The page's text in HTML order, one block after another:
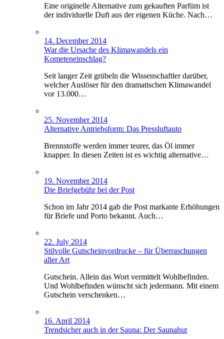
Eine originelle Alternative zum gekauften Parfüm ist
der individuelle Duft aus der eigenen Küche. Nach…
14. December 2014
War die Ursache des Klimawandels ein
Kometeneinschlag?
Seit langer Zeit grübeln die Wissenschaftler darüber,
welcher Auslöser für den dramatischen Klimawandel
vor 13.000…
25. November 2014
Alternative Antriebsform: Das Pressluftauto
Brennstoffe werden immer teurer, das Öl immer
knapper. In diesen Zeiten ist es wichtig alternative…
19. November 2014
Die Briefgebühr bei der Post
Schon im Jahr 2014 gab die Post markante Erhöhungen
für Briefe und Porto bekannt. Auch…
22. July 2014
Stilvolle Gutscheinvordrucke – für Überraschungen
aller Art
Gutschein. Allein das Wort vermittelt Wohlbefinden.
Und Wohlbefinden wünscht sich jedermann. Mit einem
Gutschein verschenken…
16. April 2014
Trendsicher auch in der Sauna: Der Saunahut